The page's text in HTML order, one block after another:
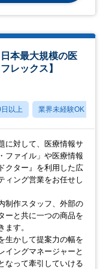
本最大規模の医
レックス】
以上 業界未経験OK
に対して、医療情報サ
ファイル」や医療情報
クター』を利用した広
ィング営業をお任せし
制作スタッフ、外部の
ーと共に一つの商品を
ます。
生かして提案力の幅を
イングマネージャーと
なって牽引していける